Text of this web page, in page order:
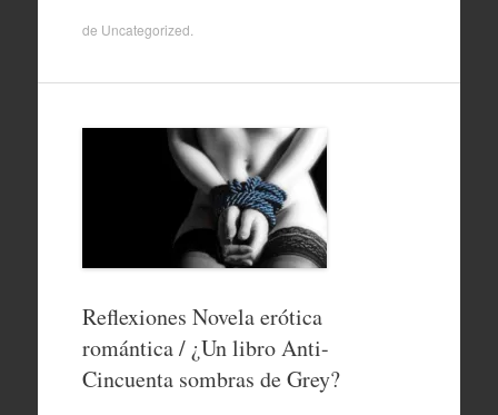
de Uncategorized
Reflexiones Novela erótica
romántica / ¿Un libro Anti-
Cincuenta sombras de Grey?